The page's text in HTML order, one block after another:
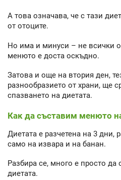
А това означава, че с тази
от отоците.
Но има и минуси – не всички
менюто е доста оскъдно.
Затова и още на втория ден,
разнообразието от храни, ще
спазването на диетата.
Как да съставим менюто
Диетата е разчетена на 3 дни,
само на извара и на банан.
Разбира се, много е просто
диетата.